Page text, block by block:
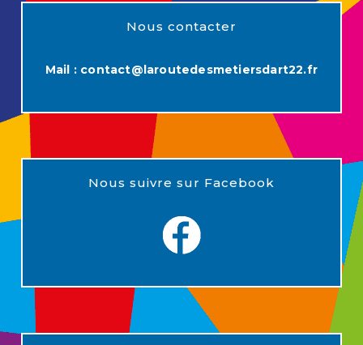
Nous contacter
Mail : contact@laroutedesmetiersdart22.fr
Nous suivre sur Facebook